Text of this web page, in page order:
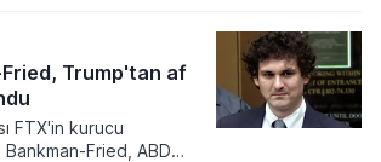
Trump'tan af
FTX'in kurucu
Bankman-Fried, ABD